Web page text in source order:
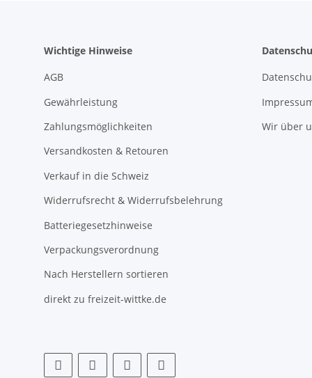
Wichtige Hinweise
AGB
Gewährleistung
Zahlungsmöglichkeiten
Versandkosten & Retouren
Verkauf in die Schweiz
Widerrufsrecht & Widerrufsbelehrung
Batteriegesetzhinweise
Verpackungsverordnung
Nach Herstellern sortieren
direkt zu freizeit-wittke.de
Wir über